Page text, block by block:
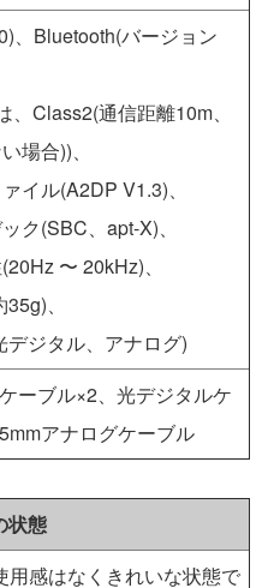
、Bluetooth(バージョン
、Class2(通信距離10m、
場合))、
イル(A2DP V1.3)、
ク(SBC、apt-X)、
〜 20kHz)、
、
デジタル、アナログ)
ーブル×2、光デジタルケ
アナログケーブル
状態
用感はなくきれいな状態で